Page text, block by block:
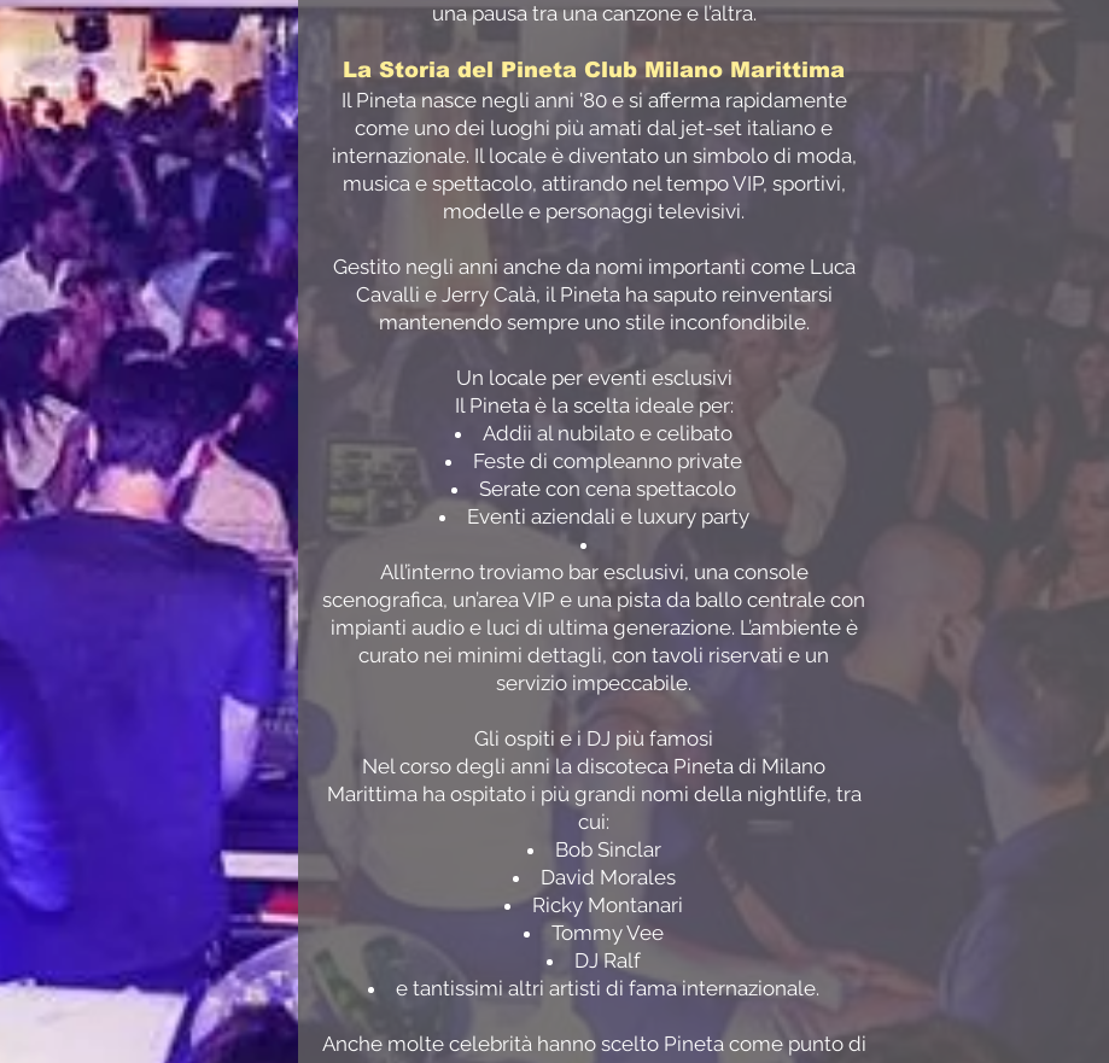
una pausa tra una canzone e l’altra.
La Storia del Pineta Club Milano Marittima
Il Pineta nasce negli anni '80 e si afferma rapidamente
come uno dei luoghi più amati dal jet-set italiano e
internazionale. Il locale è diventato un simbolo di moda,
musica e spettacolo, attirando nel tempo VIP, sportivi,
modelle e personaggi televisivi.
Gestito negli anni anche da nomi importanti come Luca
Cavalli e Jerry Calà, il Pineta ha saputo reinventarsi
mantenendo sempre uno stile inconfondibile.
Un locale per eventi esclusivi
Il Pineta è la scelta ideale per:
Addii al nubilato e celibato
Feste di compleanno private
Serate con cena spettacolo
Eventi aziendali e luxury party
All’interno troviamo bar esclusivi, una console
scenografica, un’area VIP e una pista da ballo centrale con
impianti audio e luci di ultima generazione. L’ambiente è
curato nei minimi dettagli, con tavoli riservati e un
servizio impeccabile.
Gli ospiti e i DJ più famosi
Nel corso degli anni la discoteca Pineta di Milano
Marittima ha ospitato i più grandi nomi della nightlife, tra
cui:
Bob Sinclar
David Morales
Ricky Montanari
Tommy Vee
DJ Ralf
e tantissimi altri artisti di fama internazionale.
Anche molte celebrità hanno scelto Pineta come punto di